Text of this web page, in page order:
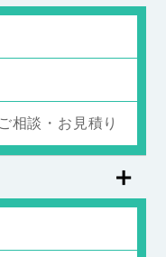
相談・お見積り